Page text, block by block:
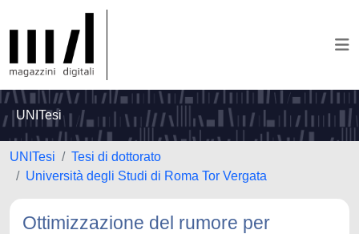
UNITesi
UNITesi
Tesi di dottorato
Università degli Studi di Roma Tor Vergata
Ottimizzazione del rumore per